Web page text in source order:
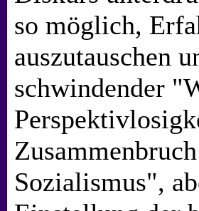
so möglich,
auszutauschen
schwindender
Sozialismus",